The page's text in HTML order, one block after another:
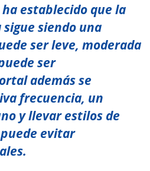
establecido que la
siendo una
ser leve, moderada
ser
además se
frecuencia, un
y llevar estilos de
evitar